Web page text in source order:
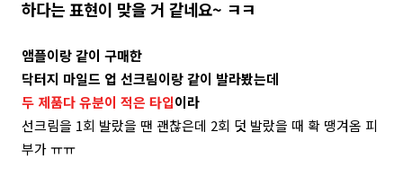
하다는 표현이 맞을 거 같네요~ ㅋㅋ
앰플이랑 같이 구매한
닥터지 마일드 업 선크림이랑 같이 발라봤는데
두 제품다 유분이 적은 타입이라
선크림을 1회 발랐을 땐 괜찮은데 2회 덧 발랐을 때 확 땡겨옴 피
부가 ㅠㅠ